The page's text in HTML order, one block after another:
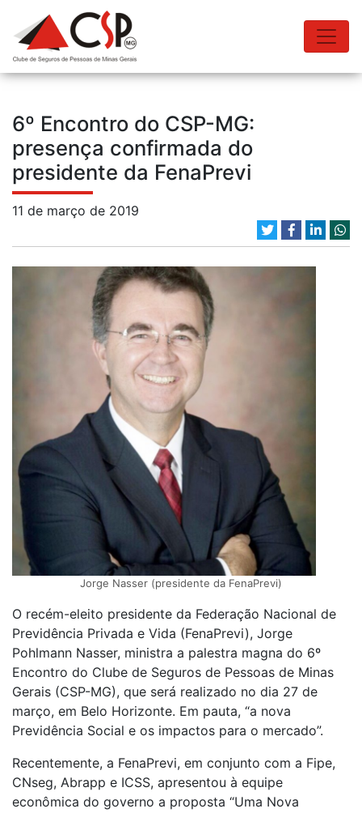
6º Encontro do CSP-MG:
presença confirmada do
presidente da FenaPrevi
11 de março de 2019
Jorge Nasser (presidente da FenaPrevi)
O recém-eleito presidente da Federação Nacional de
Previdência Privada e Vida (FenaPrevi), Jorge
Pohlmann Nasser, ministra a palestra magna do 6º
Encontro do Clube de Seguros de Pessoas de Minas
Gerais (CSP-MG), que será realizado no dia 27 de
março, em Belo Horizonte. Em pauta, “a nova
Previdência Social e os impactos para o mercado”.
Recentemente, a FenaPrevi, em conjunto com a Fipe,
CNseg, Abrapp e ICSS, apresentou à equipe
econômica do governo a proposta “Uma Nova